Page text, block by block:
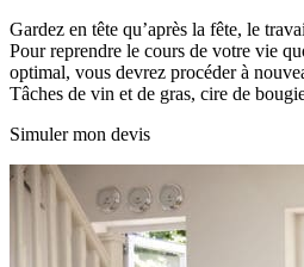
Gardez en tête qu’après la fête, le
Pour reprendre le cours de votre vie
optimal, vous devrez procéder à
Tâches de vin et de gras, cire de
Simuler mon devis